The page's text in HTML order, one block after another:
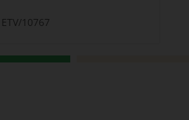
ETV/10767